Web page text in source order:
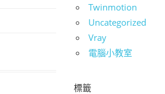
Twinmotion
Uncategorized
Vray
電腦小教室
標籤